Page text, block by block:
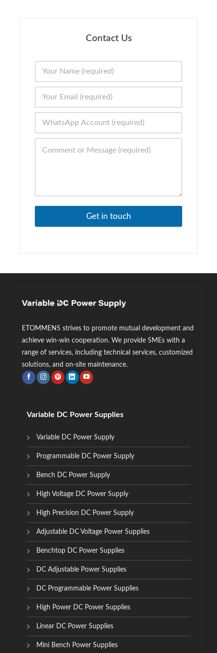
Contact Us
Get in touch
ETOMMENS strives to promote mutual development and
achieve win-win cooperation. We provide SMEs with a
range of services, including technical services, customized
solutions, and on-site maintenance.
Variable DC Power Supplies
Variable DC Power Supply
Programmable DC Power Supply
Bench DC Power Supply
High Voltage DC Power Supply
High Precision DC Power Supply
Adjustable DC Voltage Power Supplies
Benchtop DC Power Supplies
DC Adjustable Power Supplies
DC Programmable Power Supplies
High Power DC Power Supplies
Linear DC Power Supplies
Mini Bench Power Supplies